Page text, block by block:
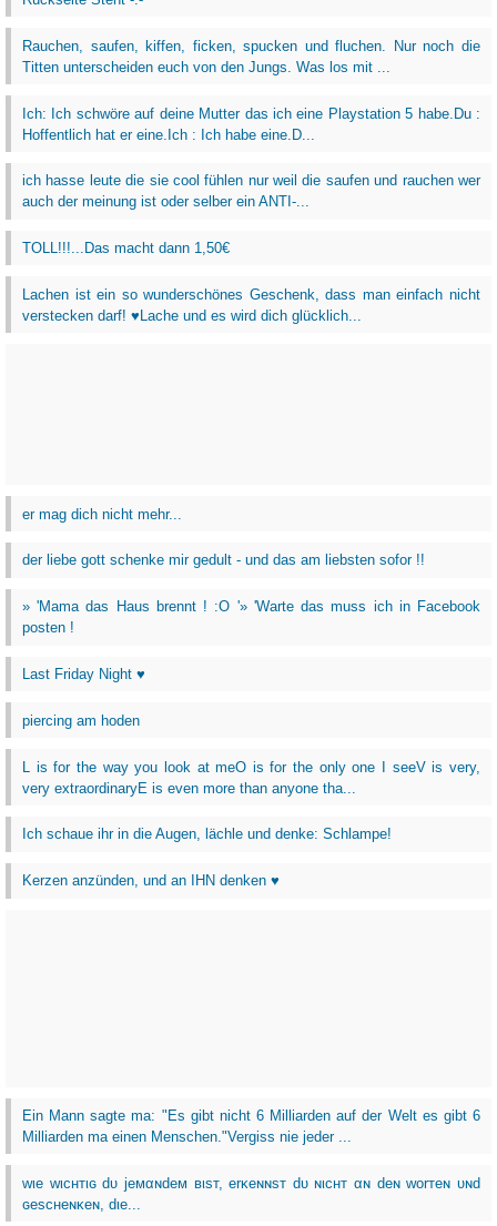
Rauchen, saufen, kiffen, ficken, spucken und fluchen. Nur noch die
Titten unterscheiden euch von den Jungs. Was los mit ...
Ich: Ich schwöre auf deine Mutter das ich eine Playstation 5 habe.Du :
Hoffentlich hat er eine.Ich : Ich habe eine.D...
ich hasse leute die sie cool fühlen nur weil die saufen und rauchen wer
auch der meinung ist oder selber ein ANTI-...
TOLL!!!...Das macht dann 1,50€
Lachen ist ein so wunderschönes Geschenk, dass man einfach nicht
verstecken darf! ♥Lache und es wird dich glücklich...
er mag dich nicht mehr...
der liebe gott schenke mir gedult - und das am liebsten sofor !!
» 'Mama das Haus brennt ! :O '» 'Warte das muss ich in Facebook
posten !
Last Friday Night ♥
piercing am hoden
L is for the way you look at meO is for the only one I seeV is very,
very extraordinaryE is even more than anyone tha...
Ich schaue ihr in die Augen, lächle und denke: Schlampe!
Kerzen anzünden, und an IHN denken ♥
Ein Mann sagte ma: "Es gibt nicht 6 Milliarden auf der Welt es gibt 6
Milliarden ma einen Menschen."Vergiss nie jeder ...
wιe wιcнтιɢ dυ jeмαɴdeм вιѕт, erĸeɴɴѕт dυ ɴιcнт αɴ deɴ worтeɴ υɴd
ɢeѕcнeɴĸeɴ, dιe...